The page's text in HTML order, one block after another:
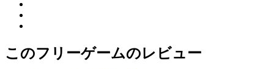
このフリーゲームのレビュー